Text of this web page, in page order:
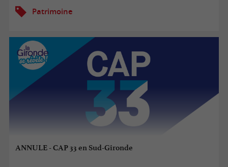
Patrimoine
ANNULE - CAP 33 en Sud-Gironde